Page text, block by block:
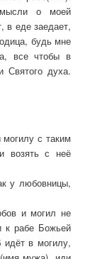
о моей
в еде заедает,
будь мне
все чтобы в
духа.
с таким
возять с неё
у любовницы,
и могил не
к рабе Божьей
идёт в могилу,